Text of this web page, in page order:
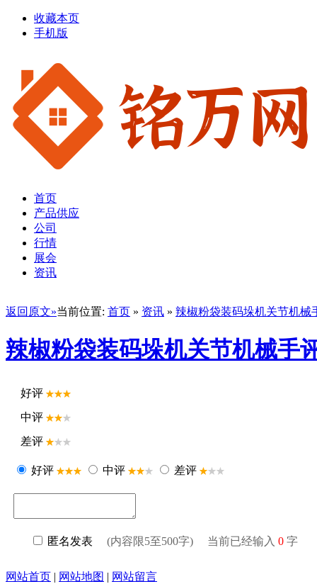
收藏本页
手机版
首页
产品供应
公司
行情
展会
资讯
返回原文»当前位置: 首页 » 资讯 » 辣椒粉袋装码垛机关节机械
辣椒粉袋装码垛机关节机械手
好评
中评
差评
好评 中评 差评
匿名发表 (内容限5至500字) 当前已经输入 0 字
网站首页 | 网站地图 | 网站留言